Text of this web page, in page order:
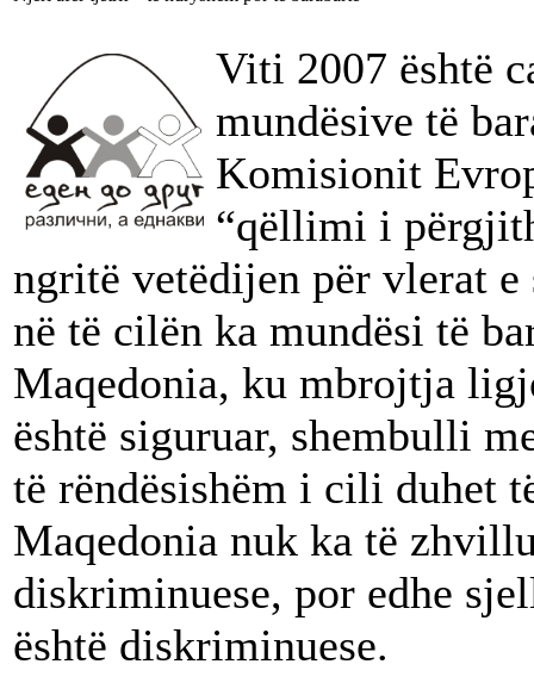
Viti 2007 është
mundësive të
Komisionit
“qëllimi i
ngritë vetëdijen për vlerat e
në të cilën ka mundësi të
Maqedonia, ku mbrojtja
është siguruar, shembulli
të rëndësishëm i cili duhet
Maqedonia nuk ka të
diskriminuese, por edhe
është diskriminuese.